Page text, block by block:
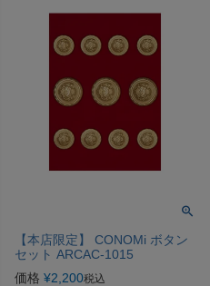
【本店限定】 CONOMi ボタン
セット ARCAC-1015
価格 ¥2,200税込